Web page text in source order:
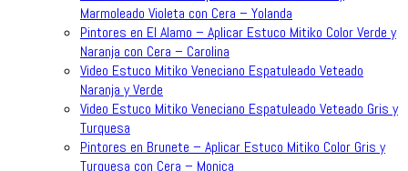
Marmoleado Violeta con Cera – Yolanda
Pintores en El Alamo – Aplicar Estuco Mitiko Color Verde y
Naranja con Cera – Carolina
Video Estuco Mitiko Veneciano Espatuleado Veteado
Naranja y Verde
Video Estuco Mitiko Veneciano Espatuleado Veteado Gris y
Turquesa
Pintores en Brunete – Aplicar Estuco Mitiko Color Gris y
Turquesa con Cera – Monica